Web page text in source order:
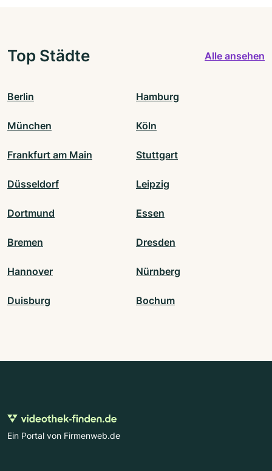
Top Städte Alle ansehen
Berlin Hamburg
München Köln
Frankfurt am Main Stuttgart
Düsseldorf Leipzig
Dortmund Essen
Bremen Dresden
Hannover Nürnberg
Duisburg Bochum
Ein Portal von Firmenweb.de